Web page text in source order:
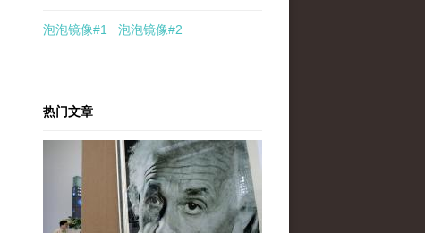
泡泡镜像#1 泡泡镜像#2
热门文章